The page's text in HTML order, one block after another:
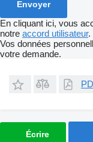
En cliquant ici, vous
notre accord utilisateur.
Vos données
votre demande.
Écrire